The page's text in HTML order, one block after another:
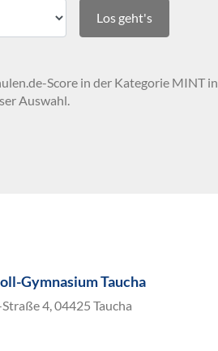
Los geht's
Score in der Kategorie MINT in
Auswahl.
Gymnasium Taucha
4, 04425 Taucha